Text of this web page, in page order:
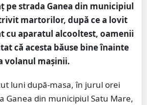
pe strada Ganea din municipiul
martorilor, după ce a lovit
cu aparatul alcooltest, oamenii
că acesta băuse bine înainte
volanul mașinii.
luni după-masa, în jurul orei
Ganea din municipiul Satu Mare,